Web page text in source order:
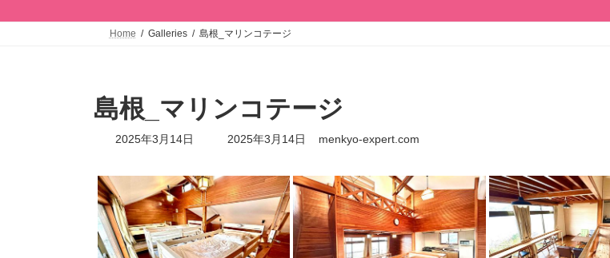
Home Galleries 島根_マリンコテージ
島根_マリンコテージ
2025年3月14日
最
新
日
時
:
2025年3月14日 menkyo-expert.com